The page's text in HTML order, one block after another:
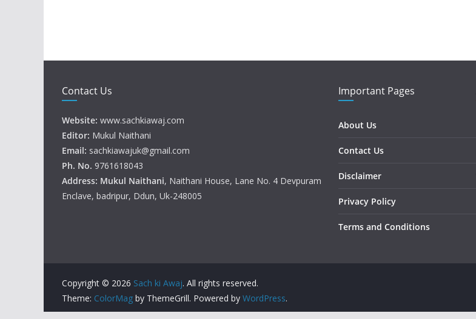
Contact Us
Website: www.sachkiawaj.com
Editor: Mukul Naithani
Email: sachkiawajuk@gmail.com
Ph. No. 9761618043
Address: Mukul Naithani, Naithani House, Lane No. 4 Devpuram
Enclave, badripur, Ddun, Uk-248005
Important Pages
About Us
Contact Us
Disclaimer
Privacy Policy
Terms and Conditions
Copyright © 2026 Sach ki Awaj. All rights reserved.
Theme: ColorMag by ThemeGrill. Powered by WordPress.